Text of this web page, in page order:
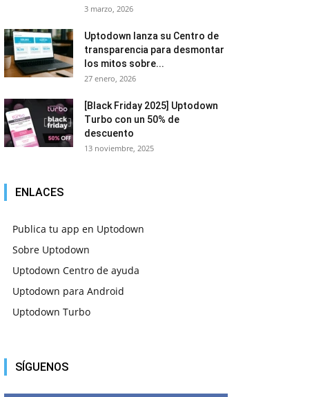
3 marzo, 2026
Uptodown lanza su Centro de
transparencia para desmontar
los mitos sobre...
27 enero, 2026
[Black Friday 2025] Uptodown
Turbo con un 50% de
descuento
13 noviembre, 2025
ENLACES
Publica tu app en Uptodown
Sobre Uptodown
Uptodown Centro de ayuda
Uptodown para Android
Uptodown Turbo
SÍGUENOS